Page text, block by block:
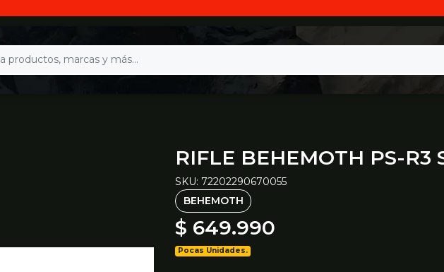
RIFLE BEHEMOTH PS-R3
SKU: 72202290670055
BEHEMOTH
$ 649.990
Pocas Unidades.